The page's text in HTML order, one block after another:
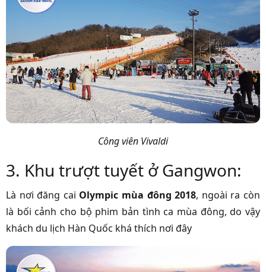
Công viên Vivaldi
3. Khu trượt tuyết ở Gangwon:
Là nơi đăng cai Olympic mùa đông 2018, ngoài ra còn
là bối cảnh cho bộ phim bản tình ca mùa đông, do vậy
khách du lịch Hàn Quốc khá thích nơi đây